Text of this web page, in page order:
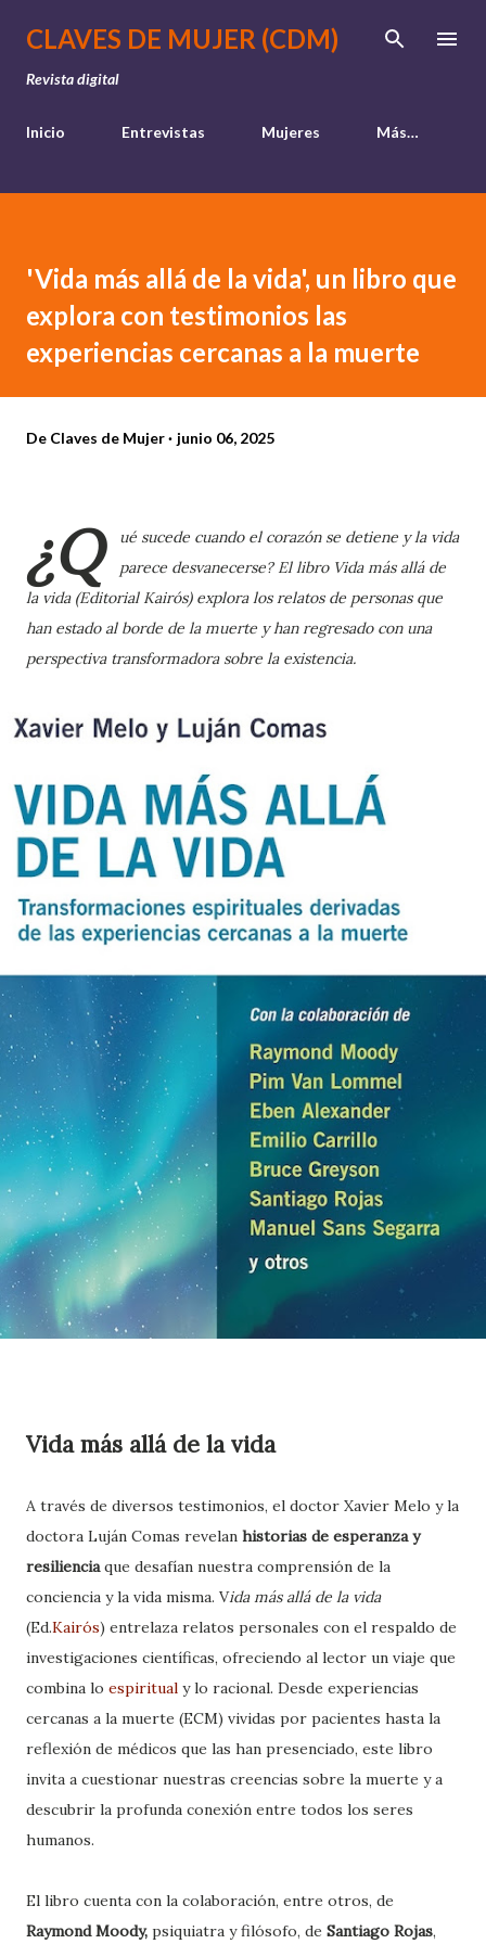
Ir al contenido principal
CLAVES DE MUJER (CDM)
Revista digital
Inicio Entrevistas Mujeres Más…
'Vida más allá de la vida', un libro que
explora con testimonios las
experiencias cercanas a la muerte
De Claves de Mujer junio 06, 2025
¿Q
ué sucede cuando el corazón se detiene y la vida
parece desvanecerse? El libro Vida más allá de
la vida (Editorial Kairós) explora los relatos de personas que
han estado al borde de la muerte y han regresado con una
perspectiva transformadora sobre la existencia.
Vida más allá de la vida
A través de diversos testimonios, el doctor Xavier Melo y la
doctora Luján Comas revelan historias de esperanza y
resilienciaque desafían nuestra comprensión de la
conciencia y la vida misma. Vida más allá de la vida
(Ed.Kairós) entrelaza relatos personales con el respaldo de
investigaciones científicas, ofreciendo al lector un viaje que
combina lo espiritual y lo racional. Desde experiencias
cercanas a la muerte (ECM) vividas por pacientes hasta la
reflexión de médicos que las han presenciado, este libro
invita a cuestionar nuestras creencias sobre la muerte y a
descubrir la profunda conexión entre todos los seres
humanos.
El libro cuenta con la colaboración, entre otros, de
Raymond Moody, psiquiatra y filósofo, de Santiago Rojas,